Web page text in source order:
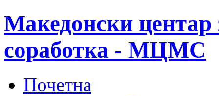
Македонски центар
соработка - МЦМС
Почетна